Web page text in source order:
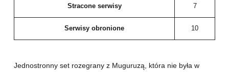
Stracone serwisy 7
Serwisy obronione 10
Jednostronny set rozegrany z Muguruzą, która nie była w